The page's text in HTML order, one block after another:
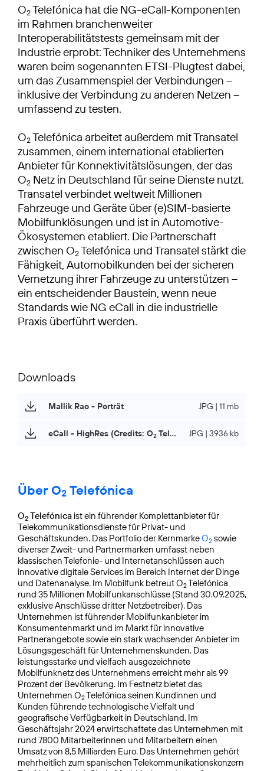
O2Telefónica hat die NG-eCall-Komponenten
im Rahmen branchenweiter
Interoperabilitätstests gemeinsam mit der
Industrie erprobt: Techniker des Unternehmens
waren beim sogenannten ETSI-Plugtest dabei,
um das Zusammenspiel der Verbindungen –
inklusive der Verbindung zu anderen Netzen –
umfassend zu testen.
O2Telefónica arbeitet außerdem mit Transatel
zusammen, einem international etablierten
Anbieter für Konnektivitätslösungen, der das
O2 Netz in Deutschland für seine Dienste nutzt.
Transatel verbindet weltweit Millionen
Fahrzeuge und Geräte über (e)SIM-basierte
Mobilfunklösungen und ist in Automotive-
Ökosystemen etabliert. Die Partnerschaft
zwischen O2Telefónica und Transatel stärkt die
Fähigkeit, Automobilkunden bei der sicheren
Vernetzung ihrer Fahrzeuge zu unterstützen –
ein entscheidender Baustein, wenn neue
Standards wie NG eCall in die industrielle
Praxis überführt werden.
Downloads
Mallik Rao - Porträt JPG | 11 mb
eCall - HighRes (Credits: O2 Telefónica) JPG | 3936 kb
Über O2 Telefónica
O2 Telefónica ist ein führender Komplettanbieter für
Telekommunikationsdienste für Privat- und
Geschäftskunden. Das Portfolio der KernmarkeO2 sowie
diverser Zweit- und Partnermarken umfasst neben
klassischen Telefonie- und Internetanschlüssen auch
innovative digitale Services im Bereich Internet der Dinge
und Datenanalyse. Im Mobilfunk betreut O2Telefónica
rund 35 Millionen Mobilfunkanschlüsse (Stand 30.09.2025,
exklusive Anschlüsse dritter Netzbetreiber). Das
Unternehmen ist führender Mobilfunkanbieter im
Konsumentenmarkt und im Markt für innovative
Partnerangebote sowie ein stark wachsender Anbieter im
Lösungsgeschäft für Unternehmens­kunden. Das
leistungsstarke und vielfach ausgezeichnete
Mobilfunknetz des Unternehmens erreicht mehr als 99
Prozent der Bevölkerung. Im Festnetz bietet das
Unternehmen O2Telefónica seinen Kundinnen und
Kunden führende technologische Vielfalt und
geografische Verfügbarkeit in Deutschland. Im
Geschäftsjahr 2024 erwirtschaftete das Unternehmen mit
rund 7800 Mitarbeiterinnen und Mitarbeitern einen
Umsatz von 8,5 Milliarden Euro. Das Unternehmen gehört
mehrheitlich zum spanischen Telekommunikationskonzern